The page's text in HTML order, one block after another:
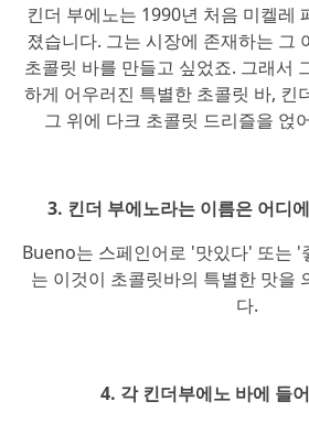
킨더 부에노는 1990년 처음 미켈레
졌습니다. 그는 시장에 존재하는 그
초콜릿 바를 만들고 싶었죠. 그래서
하게 어우러진 특별한 초콜릿 바, 킨
그 위에 다크 초콜릿 드리즐을 얹
3. 킨더 부에노라는 이름은 어디
Bueno는 스페인어로 '맛있다' 또는 '
는 이것이 초콜릿바의 특별한 맛을
다.
4. 각 킨더부에노 바에 들